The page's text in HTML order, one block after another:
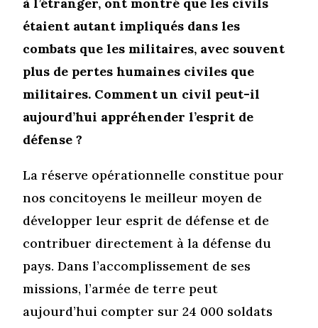
étaient autant impliqués dans les
combats que les militaires, avec souvent
plus de pertes humaines civiles que
militaires. Comment un civil peut-il
aujourd’hui appréhender l’esprit de
défense ?
La réserve opérationnelle constitue pour
nos concitoyens le meilleur moyen de
développer leur esprit de défense et de
contribuer directement à la défense du
pays. Dans l’accomplissement de ses
missions, l’armée de terre peut
aujourd’hui compter sur 24 000 soldats